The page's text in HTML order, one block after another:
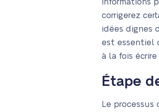
informations
corrigerez
idées dignes
est essentiel
à la fois
Étape
Le